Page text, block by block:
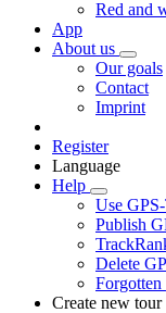
Red and
App
About us
Our goals
Contact
Imprint
Register
Language
Help
Use
Publish
Delete
Forgotten
Create new tour